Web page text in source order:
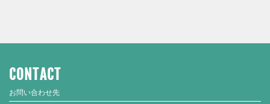
CONTACT
お問い合わせ先